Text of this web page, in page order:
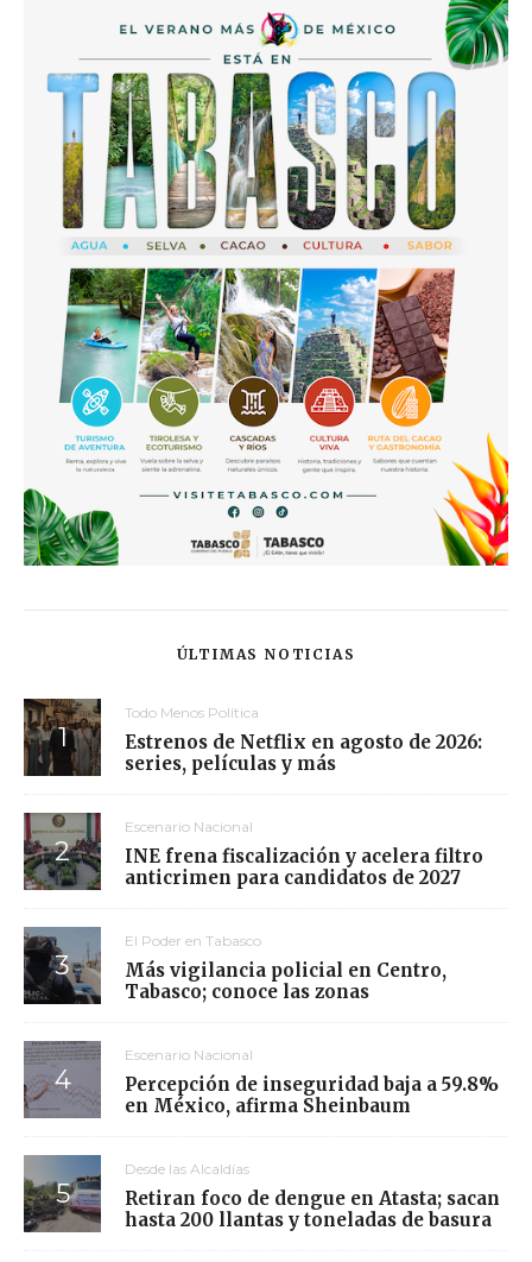
ÚLTIMAS NOTICIAS
Todo Menos Política
Estrenos de Netflix en agosto de 2026:
series, películas y más
Escenario Nacional
INE frena fiscalización y acelera filtro
anticrimen para candidatos de 2027
El Poder en Tabasco
Más vigilancia policial en Centro,
Tabasco; conoce las zonas
Escenario Nacional
Percepción de inseguridad baja a 59.8%
en México, afirma Sheinbaum
Desde las Alcaldías
Retiran foco de dengue en Atasta; sacan
hasta 200 llantas y toneladas de basura